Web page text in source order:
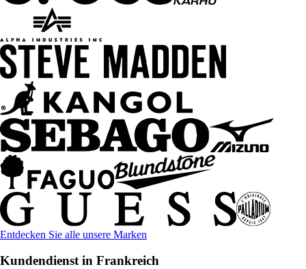
Entdecken Sie alle unsere Marken
Kundendienst in Frankreich